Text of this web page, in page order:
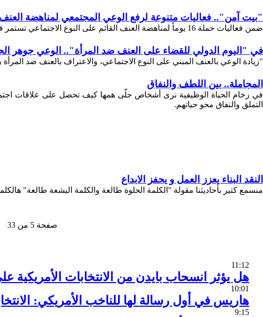
"بيت آمن".. فعاليات متنوعة لرفع الوعي المجتمعي لمناهضة
ضمن فعاليات حملة 16 يوماً لمناهضة العنف القائم على النوع الاجتماعي تستمر فعاليات حملة بيت آمن التي أطلقتها الأمانة السورية للتنمية.
في "اليوم الدولي للقضاء على العنف ضد المرأة".. الوعي جوهر
"زيادة الوعي بالعنف المبني على النوع الاجتماعي، والاعتراف بالعنف ضد المرأة
المجاملة.. بين اللطف والنفاق
في زخام الحياة الوظيفية نرى أشخاص جلّى همها كيف تحصل على علاقات
التملق والنفاق محو حياتهم.
النقد البناء يعزز العمل و يحفز الابداع
منسمع كتير بأحاديثنا مقولة "الكلمة الحلوة طالعة والكلمة البشعة طالعة"
صفحة 5 من 33
11:12
هل يؤثر انسحاب بايدن من الانتخابات الأمريكية
10:01
هاريس في أول رسالة لها للناخب الأمريكي:
9:15